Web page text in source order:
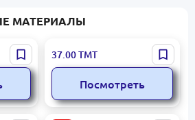
МАТЕРИАЛЫ
мм
Damja 991 | Водостойкие
подвесные потолки 7 мм
виниловое покрытие
37.00ТМТ
Посмотреть